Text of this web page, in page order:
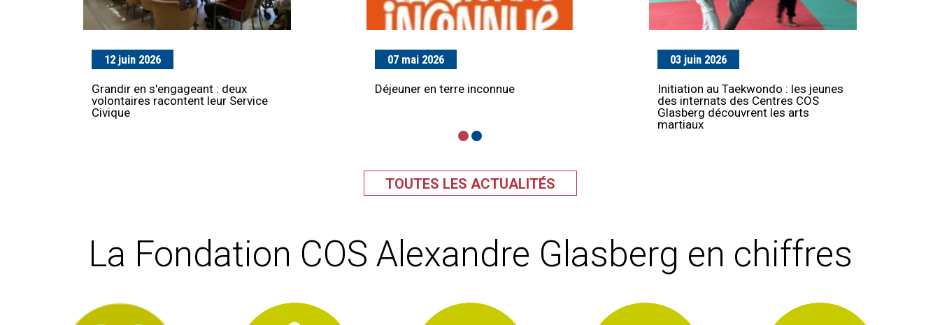
12 juin 2026
Grandir en s'engageant : deux
volontaires racontent leur Service
Civique
07 mai 2026
Déjeuner en terre inconnue
03 juin 2026
Initiation au Taekwondo : les jeunes
des internats des Centres COS
Glasberg découvrent les arts
martiaux
17 avril 2026
L'IF COS s'ouvre à l'externe
01 avril 2026
Création d'un accueil de jour à la
01 avril 2026
Projet Aquarius : 2 partenaires en
soutien
TOUTES LES ACTUALITÉS
La Fondation COS Alexandre Glasberg en chiffres